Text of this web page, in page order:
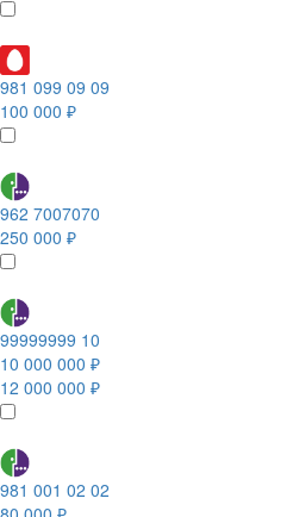
981 099 09 09
100 000 ₽
962 7007070
250 000 ₽
99999999 10
10 000 000 ₽
12 000 000 ₽
981 001 02 02